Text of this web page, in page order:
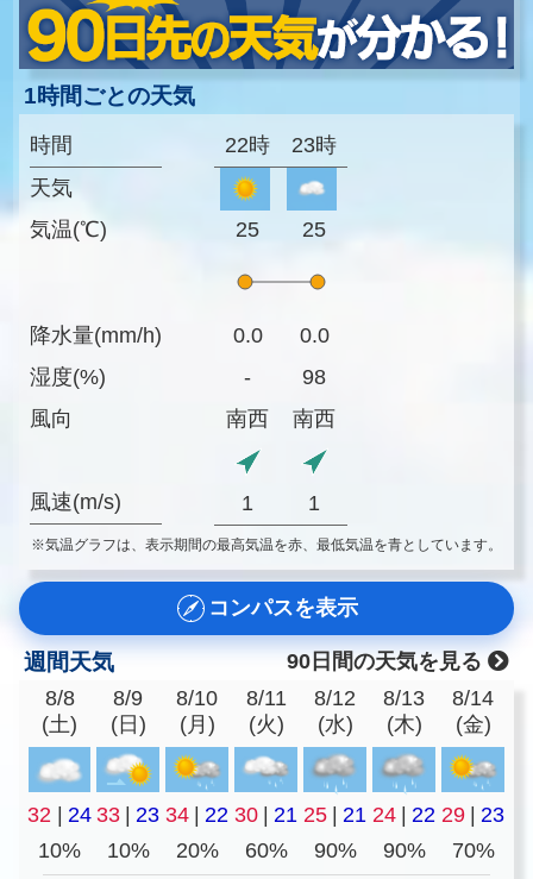
1時間ごとの天気
時間
天気
気温(℃)
降水量(mm/h)
湿度(%)
風向
風速(m/s)
22時 23時
25 25
0.0
0.0
-
98
南西
南西
1 1
※気温グラフは、表示期間の最高気温を赤、最低気温を青としています。
コンパスを表示
週間天気
90日間の天気を見る
8/8
(土)
8/9
(日)
8/10
(月)
8/11
(火)
8/12
(水)
8/13
(木)
8/14
(金)
32 24 33 23 34 22 30 21 25 21 24 22 29
23
10%
10% 20% 60% 90% 90% 70%